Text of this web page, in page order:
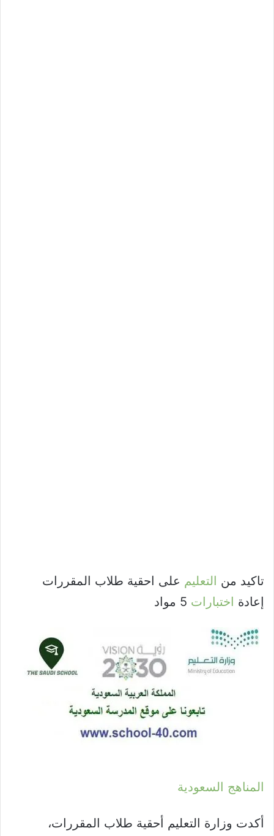
تاكيد من التعليم على احقية طلاب المقررات
إعادة اختبارات
المناهج السعودية
أكدت وزارة التعليم أحقية طلاب المقررات،